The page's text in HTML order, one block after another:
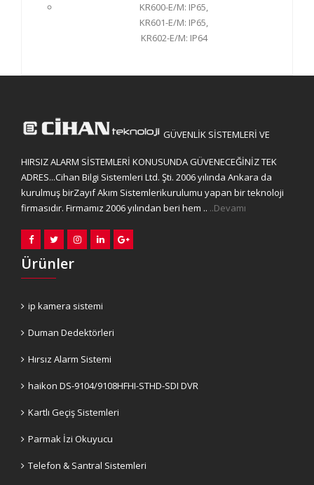
KR600-E/M: IP65,
KR601-E/M: IP65,
KR602-E/M: IP64
GÜVENLİK SİSTEMLERİ VE
HIRSIZ ALARM SİSTEMLERİ KONUSUNDA GÜVENECEĞİNİZ TEK
ADRES...Cihan Bilgi Sistemleri Ltd. Şti. 2006 yılında Ankara da
kurulmuş birZayıf Akım Sistemlerikurulumu yapan bir teknoloji
firmasıdır. Firmamız 2006 yılından beri hem .. ..Devamı
Ürünler
ip kamera sistemi
Duman Dedektörleri
Hırsız Alarm Sistemi
haikon DS-9104/9108HFHI-STHD-SDI DVR
Kartlı Geçiş Sistemleri
Parmak İzi Okuyucu
Telefon & Santral Sistemleri